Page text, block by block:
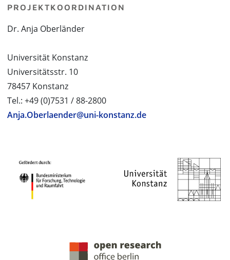
PROJEKTKOORDINATION
Dr. Anja Oberländer
Universität Konstanz
Universitätsstr. 10
78457 Konstanz
Tel.: +49 (0)7531 / 88-2800
Anja.Oberlaender@uni-konstanz.de